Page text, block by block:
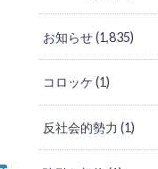
お知らせ(1,835)
コロッケ(1)
反社会的勢力(1)